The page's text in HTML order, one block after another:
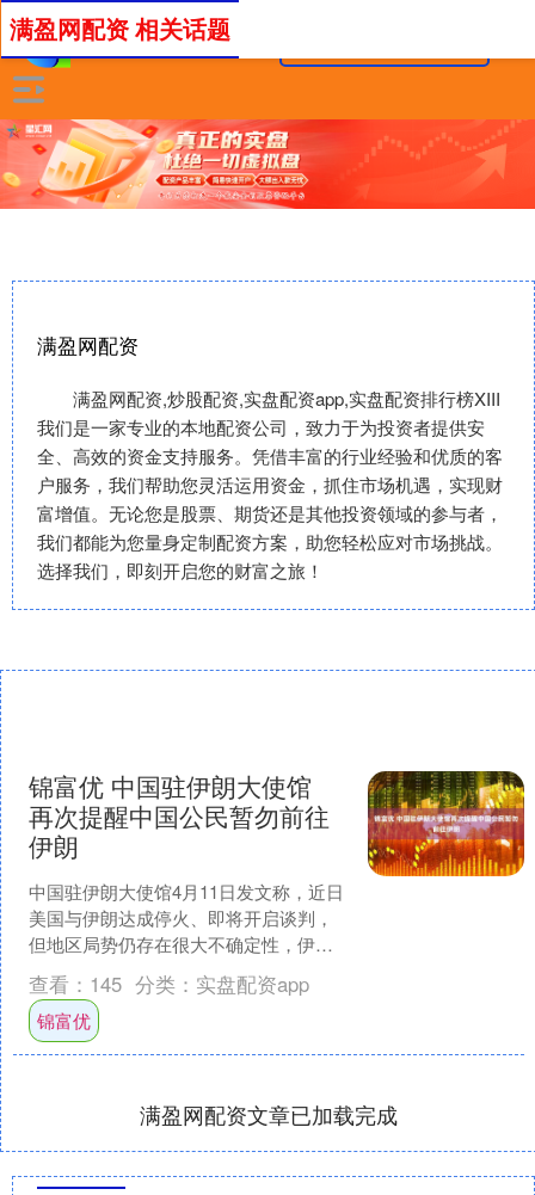
满盈网配资
满盈网配资,炒股配资,实盘配资app,实盘配资排行榜XIII‌
我们是一家专业的本地配资公司，致力于为投资者提供安
全、高效的资金支持服务。凭借丰富的行业经验和优质的客
户服务，我们帮助您灵活运用资金，抓住市场机遇，实现财
富增值。无论您是股票、期货还是其他投资领域的参与者，
我们都能为您量身定制配资方案，助您轻松应对市场挑战。
选择我们，即刻开启您的财富之旅！
满盈网配资 相关话题
锦富优 中国驻伊朗大使馆
再次提醒中国公民暂勿前往
伊朗
中国驻伊朗大使馆4月11日发文称，近日
美国与伊朗达成停火、即将开启谈判，
但地区局势仍存在很大不确定性，伊朗
安全形势依然严峻复杂。外交部已提醒
中国公民暂勿前往伊朗....
查看： 145 分类： 实盘配资app
锦富优
满盈网配资文章已加载完成